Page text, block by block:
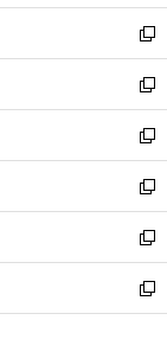
開
く
ウ
で
開
く
ン
ド
ウ
で
開
く
ウ
ィ
ン
ド
ウ
で
開
く
し
い
ウ
ィ
ン
ド
ウ
で
開
く
新
し
い
ウ
ィ
ン
ド
ウ
で
開
く
新
し
い
ウ
ィ
ン
ド
ウ
で
開
新
し
い
ウ
ィ
ン
ド
ウ
新
し
い
ウ
ィ
ン
新
し
い
ウ
新
し